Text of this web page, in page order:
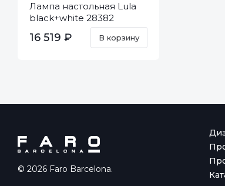
Лампа настольная Lula
black+white 28382
16 519 ₽ В корзину
© 2026 Faro Barcelona.